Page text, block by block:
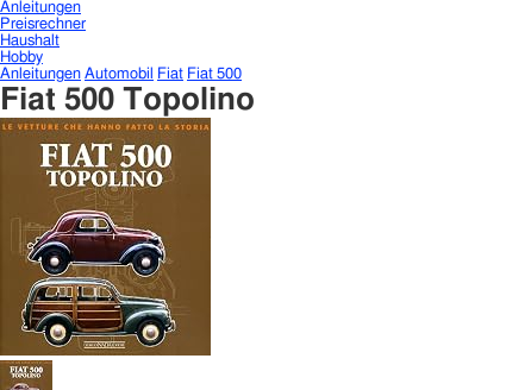
Anleitungen
Preisrechner
Haushalt
Hobby
Anleitungen Automobil Fiat Fiat 500
Fiat 500 Topolino